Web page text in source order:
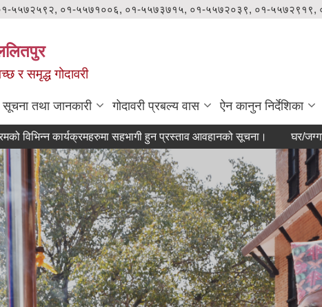
५५७२५९२, ०१-५५७१००६, ०१-५५७३७१५, ०१-५५७२०३९, ०१-५५७२९१९,
र समृद्ध गोदावरी
सूचना तथा जानकारी गोदावरी प्रबल्य वास ऐन कानुन निर्देशिका
राष्ट्रिय कृषि आधुनिकीकरण कार्यक्रमको विभिन्न कार्यक्रमहरुमा सहभागी हुन प्रस्ताव आवहानको सूचना। घर/जग्गा/टहरा